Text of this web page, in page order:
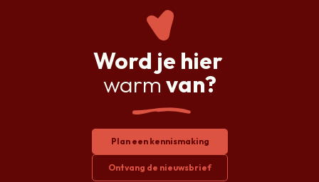
Word je hier
warm van?
Plan een kennismaking
Ontvang de nieuwsbrief